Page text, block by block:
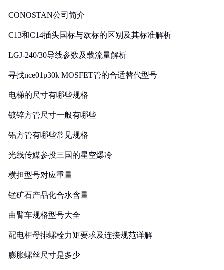
CONOSTAN公司简介
C13和C14插头国标与欧标的区别及其标准解析
LGJ-240/30导线参数及载流量解析
寻找nce01p30k MOSFET管的合适替代型号
电梯的尺寸有哪些规格
镀锌方管尺寸一般有哪些
铝方管有哪些常见规格
光线传媒参投三国的星空爆冷
横担型号对应重量
锰矿石产品化合水含量
曲臂车规格型号大全
配电柜母排螺栓力矩要求及连接规范详解
膨胀螺丝尺寸是多少